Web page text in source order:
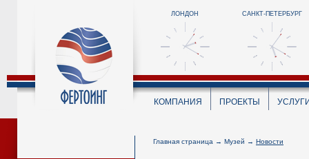
ЛОНДОН САНКТ-ПЕТЕРБУРГ
КОМПАНИЯ ПРОЕКТЫ
Главная страница → Музей → Новости